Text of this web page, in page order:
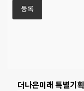
더나은미래 특별기획